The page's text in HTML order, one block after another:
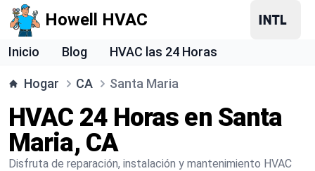
Howell HVAC
Inicio Blog HVAC las 24 Horas
Hogar CA Santa Maria
HVAC 24 Horas en Santa
Maria, CA
Disfruta de reparación, instalación y mantenimiento HVAC